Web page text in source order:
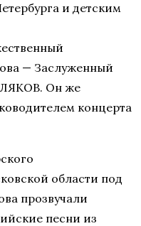
и детским
— Заслуженный
Он же
концерта
области под
прозвучали
песни из